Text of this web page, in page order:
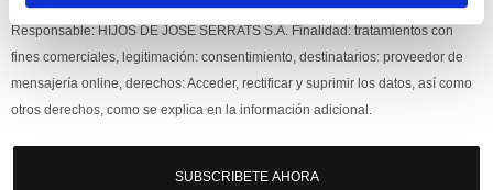
Responsable: HIJOS DE JOSÉ SERRATS S.A. Finalidad: tratamientos con
fines comerciales, legitimación: consentimiento, destinatarios: proveedor de
mensajería online, derechos: Acceder, rectificar y suprimir los datos, así como
otros derechos, como se explica en la información adicional.
SUBSCRIBETE AHORA